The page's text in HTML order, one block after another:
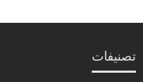
تصنيفات